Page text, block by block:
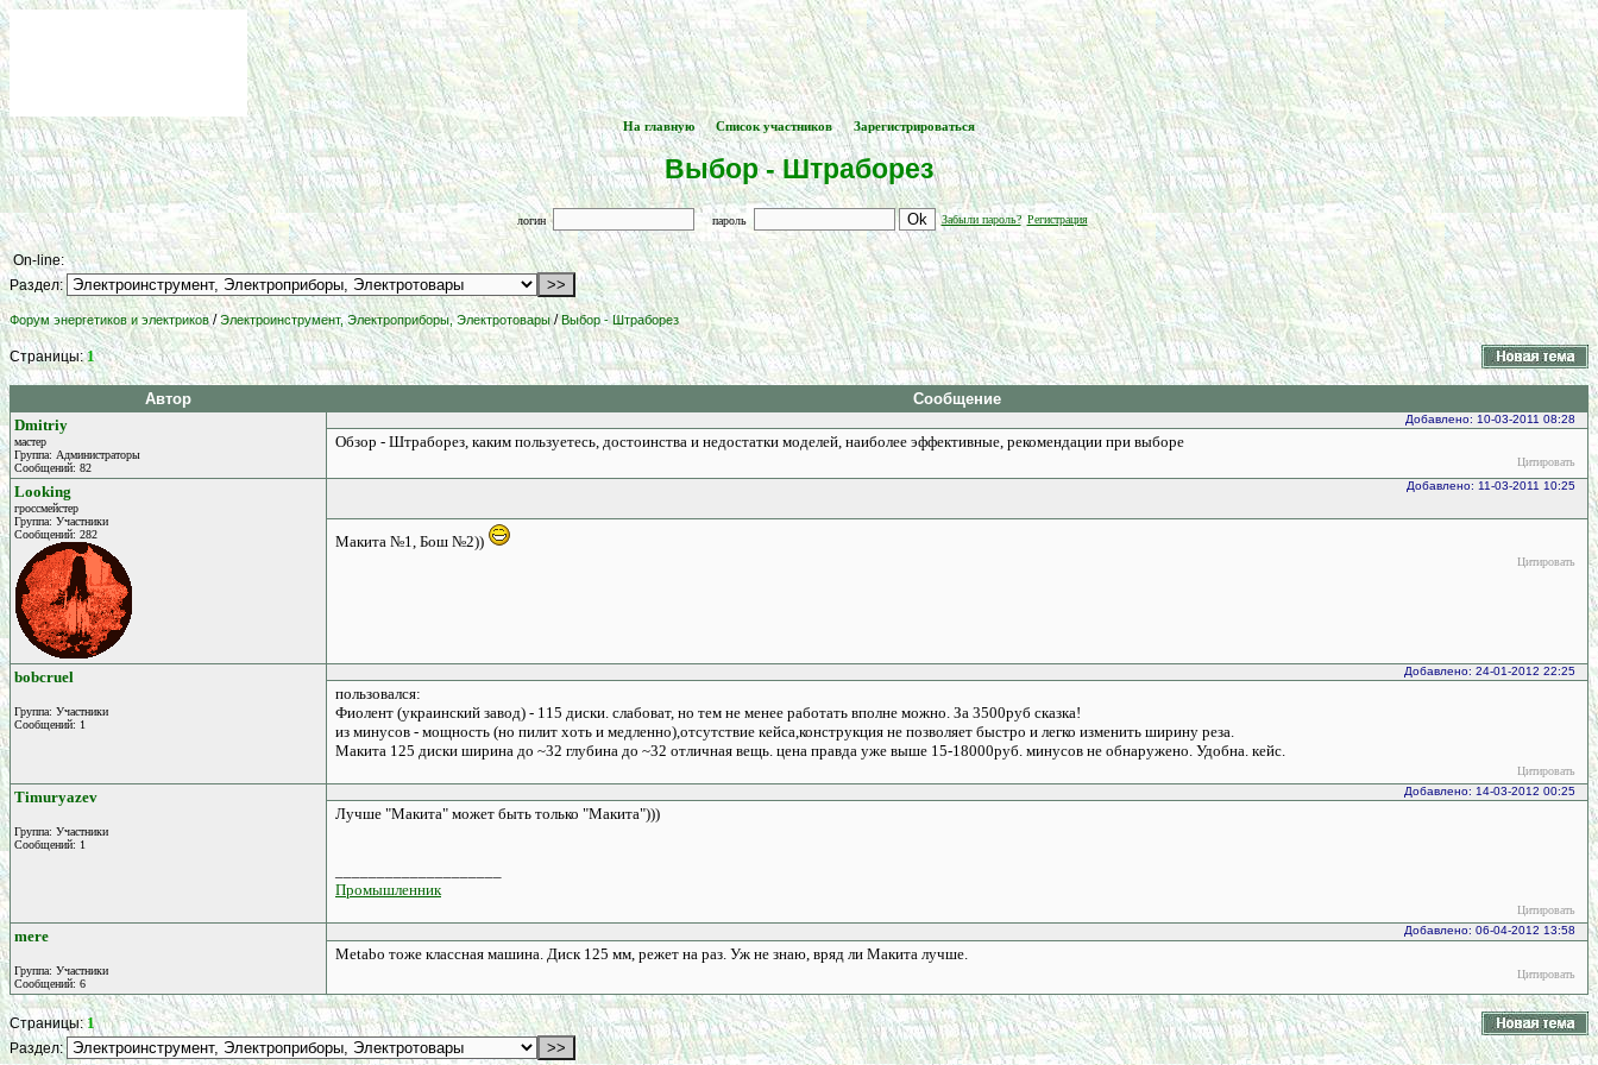
[На главную] -- [ Список участников] -- [Зарегистрироваться]
Выбор - Штраборез
логин пароль Забыли пароль? Регистрация
On-line:
Раздел:
Форум энергетиков и электриков/Электроинструмент, Электроприборы, Электротовары/Выбор - Штраборез
Страницы:1
Автор
Сообщение
Dmitriy
мастер
Группа: Администраторы
Сообщений: 82
Добавлено: 10-03-2011 08:28
Обзор - Штраборез, каким пользуетесь, достоинства и недостатки моделей, наиболее эффективные, рекомендации при выборе
Цитировать
Looking
гроссмейстер
Группа: Участники
Сообщений: 282
Добавлено: 11-03-2011 10:25
Макита №1, Бош №2))
Цитировать
bobcruel
Группа: Участники
Сообщений: 1
Добавлено: 24-01-2012 22:25
пользовался:
Фиолент (украинский завод) - 115 диски. слабоват, но тем не менее работать вполне можно. За 3500руб сказка!
из минусов - мощность (но пилит хоть и медленно),отсутствие кейса,конструкция не позволяет быстро и легко изменить ширину реза.
Макита 125 диски ширина до ~32 глубина до ~32 отличная вещь. цена правда уже выше 15-18000руб. минусов не обнаружено. Удобна. кейс.
Цитировать
Timuryazev
Группа: Участники
Сообщений: 1
Добавлено: 14-03-2012 00:25
Лучше "Макита" может быть только "Макита")))
Промышленник
Цитировать
mere
Группа: Участники
Сообщений: 6
Добавлено: 06-04-2012 13:58
Metabo тоже классная машина. Диск 125 мм, режет на раз. Уж не знаю, вряд ли Макита лучше.
Цитировать
Страницы:1
Раздел: